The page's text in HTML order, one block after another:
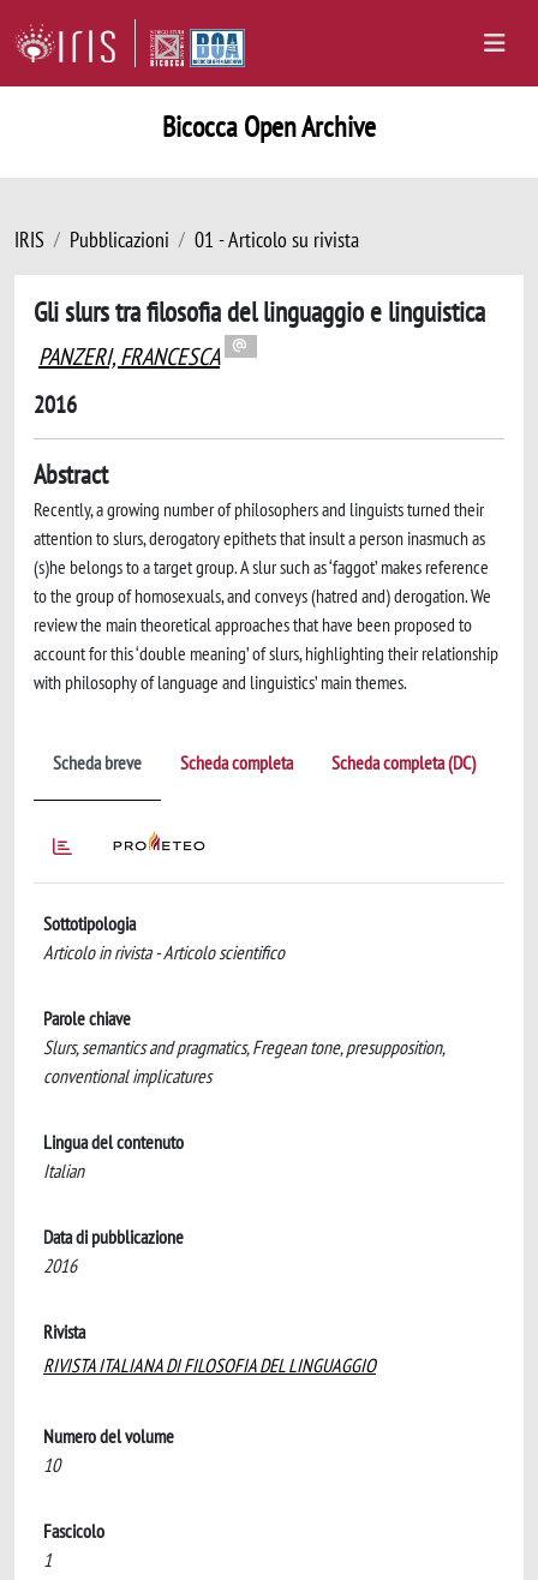
Bicocca Open Archive
IRIS Pubblicazioni 01 - Articolo su rivista
Gli slurs tra filosofia del linguaggio e linguistica
PANZERI, FRANCESCA
2016
Abstract
Recently, a growing number of philosophers and linguists turned their
attention to slurs, derogatory epithets that insult a person inasmuch as
(s)he belongs to a target group. A slur such as ‘faggot’ makes reference
to the group of homosexuals, and conveys (hatred and) derogation. We
review the main theoretical approaches that have been proposed to
account for this ‘double meaning’ of slurs, highlighting their relationship
with philosophy of language and linguistics’ main themes.
Scheda breve Scheda completa Scheda completa (DC)
Sottotipologia
Articolo in rivista - Articolo scientifico
Parole chiave
Slurs, semantics and pragmatics, Fregean tone, presupposition,
conventional implicatures
Lingua del contenuto
Italian
Data di pubblicazione
2016
Rivista
RIVISTA ITALIANA DI FILOSOFIA DEL LINGUAGGIO
Numero del volume
10
Fascicolo
1